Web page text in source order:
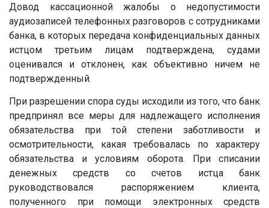
Довод кассационной жалобы о недопустимости
аудиозаписей телефонных разговоров с сотрудниками
банка, в которых передача конфиденциальных данных
истцом третьим лицам подтверждена, судами
оценивался и отклонен, как объективно ничем не
подтвержденный.
При разрешении спора суды исходили из того, что банк
предпринял все меры для надлежащего исполнения
обязательства при той степени заботливости и
осмотрительности, какая требовалась по характеру
обязательства и условиям оборота. При списании
денежных средств со счетов истца банк
руководствовался распоряжением клиента,
полученного при помощи электронных средств